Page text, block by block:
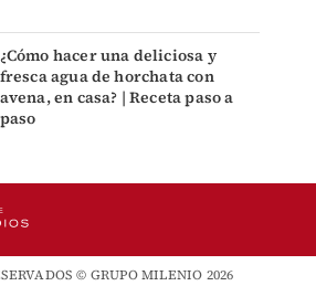
¿Cómo hacer una deliciosa y
fresca agua de horchata con
avena, en casa? | Receta paso a
paso
© GRUPO MILENIO 2026